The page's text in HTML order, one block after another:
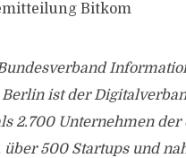
Bitkom
ist der
2.700 Unternehmen
500 Startups und